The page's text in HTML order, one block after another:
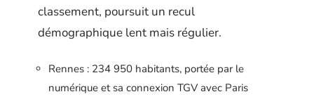
classement, poursuit un recul
démographique lent mais régulier.
Rennes : 234 950 habitants, portée par le
numérique et sa connexion TGV avec Paris